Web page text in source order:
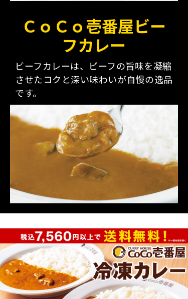
ＣｏＣｏ壱番屋ビー
フカレー
ビーフカレーは、ビーフの旨味を凝縮
させたコクと深い味わいが自慢の逸品
です。